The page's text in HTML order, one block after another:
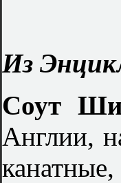
Из
Соут
Англии,